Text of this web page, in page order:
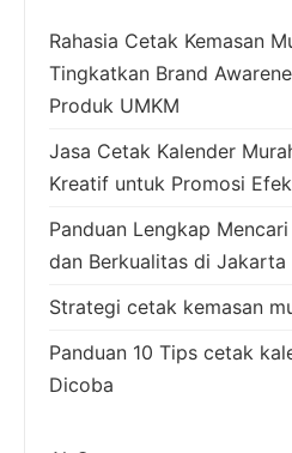
Rahasia Cetak Kemasan
Tingkatkan Brand
Produk UMKM
Jasa Cetak Kalender
Kreatif untuk Promosi
Panduan Lengkap
dan Berkualitas di Jakarta
Strategi cetak kemasan
Panduan 10 Tips cetak
Dicoba